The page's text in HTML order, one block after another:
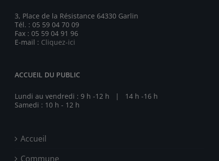
3, Place de la Résistance 64330 Garlin
Tél. : 05 59 04 70 09
Fax : 05 59 04 91 96
E-mail : Cliquez-ici
ACCUEIL DU PUBLIC
Lundi au vendredi : 9 h -12 h | 14 h -16 h
Samedi : 10 h - 12 h
Accueil
Commune